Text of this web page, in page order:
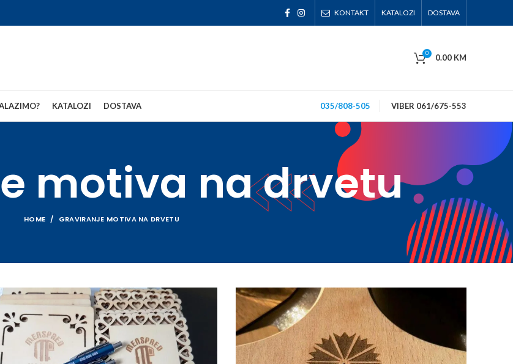
KONTAKT KATALOZI DOSTAVA
0 0.00 KM
KATALOZI DOSTAVA 035/808-505 VIBER 061/675-553
motiva na drvetu
HOME GRAVIRANJE MOTIVA NA DRVETU